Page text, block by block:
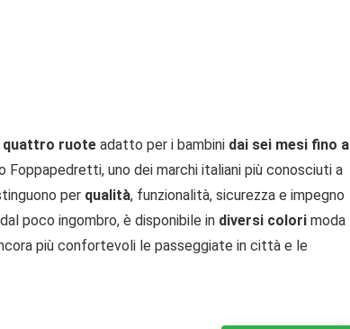
quattro ruote adatto per i bambini dai sei mesi fino a
Foppapedretti, uno dei marchi italiani più conosciuti a
per qualità, funzionalità, sicurezza e impegno
poco ingombro, è disponibile in diversi colori moda
più confortevoli le passeggiate in città e le